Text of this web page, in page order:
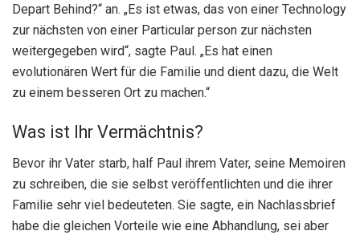
Depart Behind?“ an. „Es ist etwas, das von einer Technology
zur nächsten von einer Particular person zur nächsten
weitergegeben wird“, sagte Paul. „Es hat einen
evolutionären Wert für die Familie und dient dazu, die Welt
zu einem besseren Ort zu machen.“
Was ist Ihr Vermächtnis?
Bevor ihr Vater starb, half Paul ihrem Vater, seine Memoiren
zu schreiben, die sie selbst veröffentlichten und die ihrer
Familie sehr viel bedeuteten. Sie sagte, ein Nachlassbrief
habe die gleichen Vorteile wie eine Abhandlung, sei aber